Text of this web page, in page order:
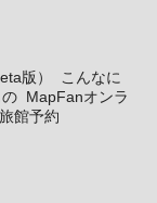
版）
こんなに
MapFanオンラ
館予約